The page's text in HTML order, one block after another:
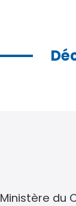
Ministère du